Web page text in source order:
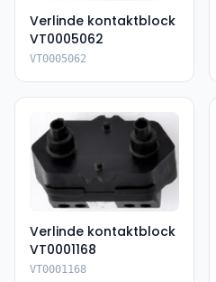
Verlinde kontaktblock
VT0005062
VT0005062
Verlinde kontaktblock
VT0001168
VT0001168